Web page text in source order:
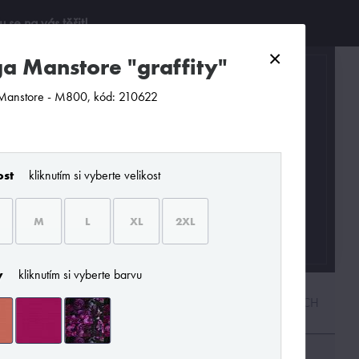
×
Manstore "graffity"
- M800, kód: 210622
kliknutím si vyberte velikost
M L XL 2XL
kliknutím si vyberte barvu
se na vás těšit!
0
PODLE CENY